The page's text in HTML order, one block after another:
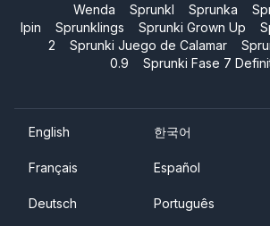
Wenda
Sprunkl Sprunka
Ipin
Sprunklings Sprunki Grown Up
2
Sprunki Juego de Calamar
0.9
Sprunki Fase 7
English 한국어
Français Español
Deutsch Português